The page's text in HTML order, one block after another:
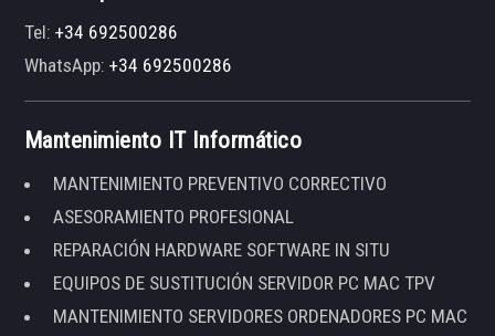
Tel:+34 692500286
WhatsApp:+34 692500286
Mantenimiento IT Informático
MANTENIMIENTO PREVENTIVO CORRECTIVO
ASESORAMIENTO PROFESIONAL
REPARACIÓN HARDWARE SOFTWARE IN SITU
EQUIPOS DE SUSTITUCIÓN SERVIDOR PC MAC TPV
MANTENIMIENTO SERVIDORES ORDENADORES PC MAC